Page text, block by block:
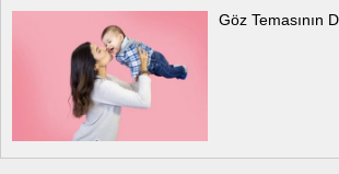
Göz Temasının